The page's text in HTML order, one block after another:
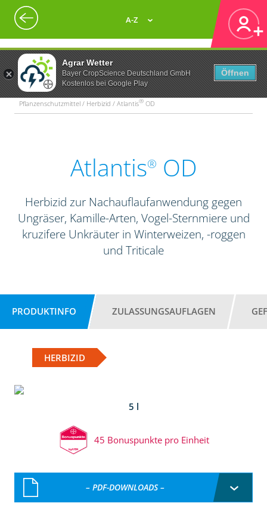
Agrar Wetter
Bayer CropScience Deutschland GmbH
Kostenlos bei Google Play
Öffnen
A-Z
Pflanzenschutzmittel / Herbizid / Atlantis® OD
Atlantis® OD
Herbizid zur Nachauflaufanwendung gegen
Ungräser, Kamille-Arten, Vogel-Sternmiere und
kruzifere Unkräuter in Winterweizen, -roggen
und Triticale
PRODUKTINFO ZULASSUNGSAUFLAGEN
HERBIZID
5 l
45 Bonuspunkte pro Einheit
– PDF-DOWNLOADS –